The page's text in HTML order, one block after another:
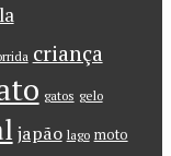
criança
gatos gelo
japão lago moto